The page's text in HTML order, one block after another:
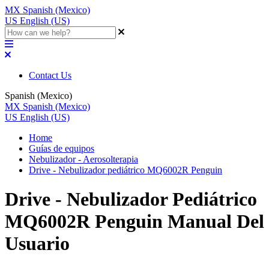
MX Spanish (Mexico)
US English (US)
Contact Us
Spanish (Mexico)
MX Spanish (Mexico)
US English (US)
Home
Guías de equipos
Nebulizador - Aerosolterapia
Drive - Nebulizador pediátrico MQ6002R Penguin
Drive - Nebulizador Pediátrico
MQ6002R Penguin Manual Del
Usuario